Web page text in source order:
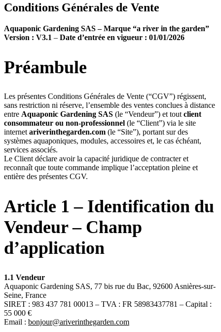
Conditions Générales de Vente
Aquaponic Gardening SAS – Marque “a river in the garden”
Version : V3.1 – Date d’entrée en vigueur : 01/01/2026
Préambule
Les présentes Conditions Générales de Vente (“CGV”) régissent,
sans restriction ni réserve, l’ensemble des ventes conclues à distance
entre Aquaponic Gardening SAS (le “Vendeur”) et toutclient
consommateur ou non-professionnel (le “Client”) via le site
internetariverinthegarden.com (le “Site”), portant sur des
systèmes aquaponiques, modules, accessoires et, le cas échéant,
services associés.
Le Client déclare avoir la capacité juridique de contracter et
reconnaît que toute commande implique l’acceptation pleine et
entière des présentes CGV.
Article 1 – Identification du
Vendeur – Champ
d’application
1.1 Vendeur
Aquaponic Gardening SAS, 77 bis rue du Bac, 92600 Asnières-sur-
Seine, France
SIRET : 983 437 781 00013 – TVA : FR 58983437781 – Capital :
55 000 €
Email : bonjour@ariverinthegarden.com